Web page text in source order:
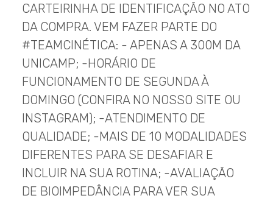
CARTEIRINHA DE IDENTIFICAÇÃO NO ATO
DA COMPRA. VEM FAZER PARTE DO
#TEAMCINÉTICA: - APENAS A 300M DA
UNICAMP; -HORÁRIO DE
FUNCIONAMENTO DE SEGUNDA À
DOMINGO (CONFIRA NO NOSSO SITE OU
INSTAGRAM); -ATENDIMENTO DE
QUALIDADE; -MAIS DE 10 MODALIDADES
DIFERENTES PARA SE DESAFIAR E
INCLUIR NA SUA ROTINA; -AVALIAÇÃO
DE BIOIMPEDÂNCIA PARA VER SUA